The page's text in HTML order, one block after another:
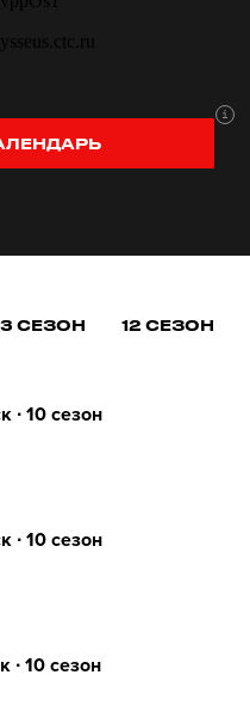
СЕЗОН 12 СЕЗОН
∙ 10 сезон
∙ 10 сезон
∙ 10 сезон